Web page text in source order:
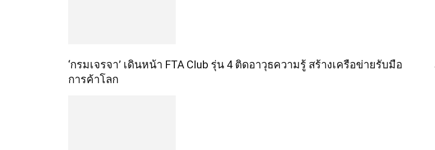
‘กรมเจรจา’ เดินหน้า FTA Club รุ่น 4 ติดอาวุธความรู้ สร้างเครือข่ายรับมือ
การค้าโลก